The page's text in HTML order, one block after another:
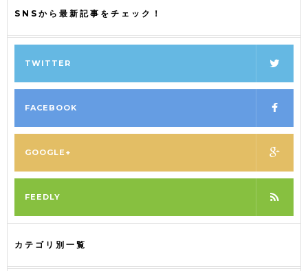
SNSから最新記事をチェック！
TWITTER
FACEBOOK
GOOGLE+
FEEDLY
カテゴリ別一覧